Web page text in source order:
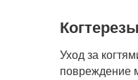
Когтерезы
Уход за
повреждение